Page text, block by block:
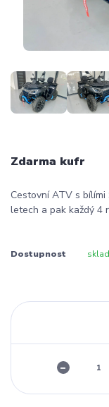
Zdarma kufr
Cestovní ATV s
letech a pak každý 4
Dostupnost